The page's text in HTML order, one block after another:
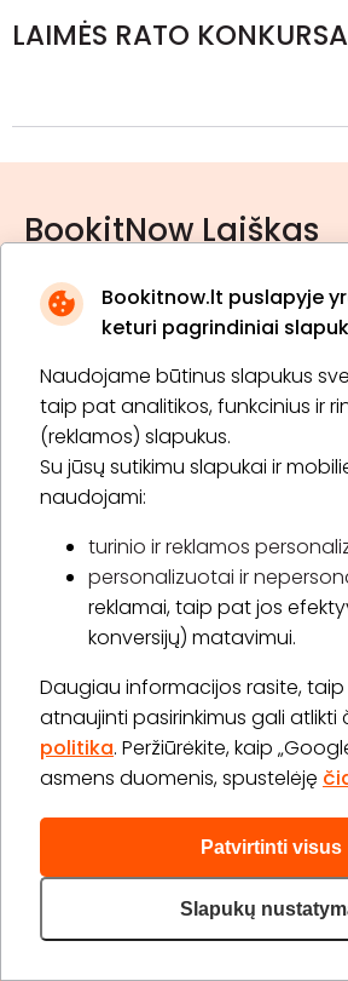
Bookitnow.lt puslapyje
keturi pagrindiniai
Naudojame būtinus slapukus
taip pat analitikos, funkcinius ir
(reklamos) slapukus.
Su jūsų sutikimu slapukai ir
naudojami:
turinio ir reklamos
personalizuotai ir
reklamai, taip pat jos
konversijų) matavimui.
Daugiau informacijos rasite,
atnaujinti pasirinkimus gali atlikti
politika. Peržiūrėkite, kaip
asmens duomenis, spustelėję
Patvirtinti visus
Slapukų
LAIMĖS RATO
BookitNow Laiškas
* Susipažinau su privatumo
Prenumeruoti
Apie „BookitNow“
Informacija
„GERA DOVANA“ GRUPĖ
2026 © Visos teisės saugomos
645 03 111
Privatumo politika|